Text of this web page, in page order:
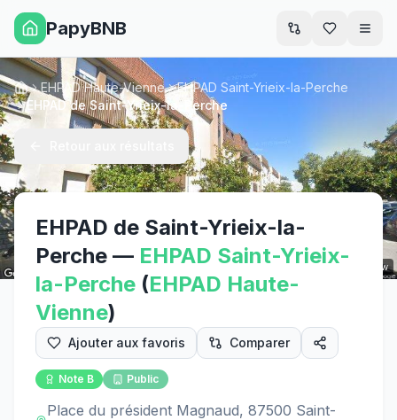
PapyBNB
Street View
AccueilEHPAD Haute-Vienne
EHPAD Saint-Yrieix-la-Perche
EHPAD de Saint-Yrieix-la-Perche
EHPAD de Saint-Yrieix-la-
Perche — EHPAD Saint-Yrieix-
la-Perche (EHPAD Haute-
Vienne)
Ajouter aux favoris Comparer
Note B Public
Place du président Magnaud, 87500 Saint-